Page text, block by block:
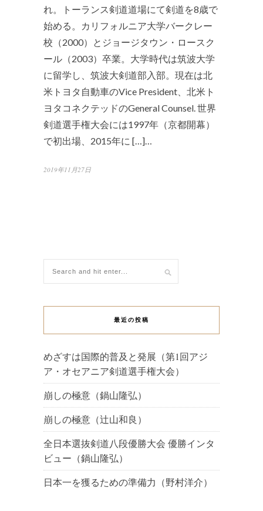
れ。トーランス剣道道場にて剣道を8歳で
始める。カリフォルニア大学バークレー
校（2000）とジョージタウン・ロースク
ール（2003）卒業。大学時代は筑波大学
に留学し、筑波大剣道部入部。現在は北
米トヨタ自動車のVice President、北米ト
ヨタコネクテッドのGeneral Counsel. 世界
剣道選手権大会には1997年（京都開幕）
で初出場、2015年に […]…
2019年11月27日
最近の投稿
めざすは国際的普及と発展（第1回アジ
ア・オセアニア剣道選手権大会）
崩しの極意（鍋山隆弘）
崩しの極意（辻山和良）
全日本選抜剣道八段優勝大会 優勝インタ
ビュー（鍋山隆弘）
日本一を獲るための準備力（野村洋介）